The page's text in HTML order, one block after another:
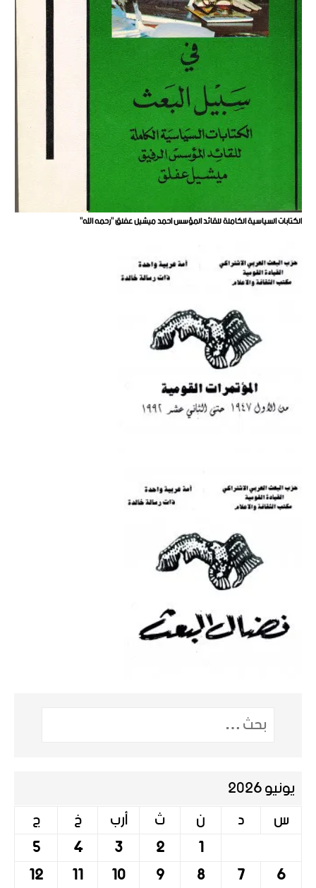
الكتابات السياسية الكاملة للقائد المؤسس احمد ميشيل عفلق "رحمه الله"
يونيو 2026
س
د ن ث أرب خ ج
1
2
3
4
5
6
7
8
9
10
11
12